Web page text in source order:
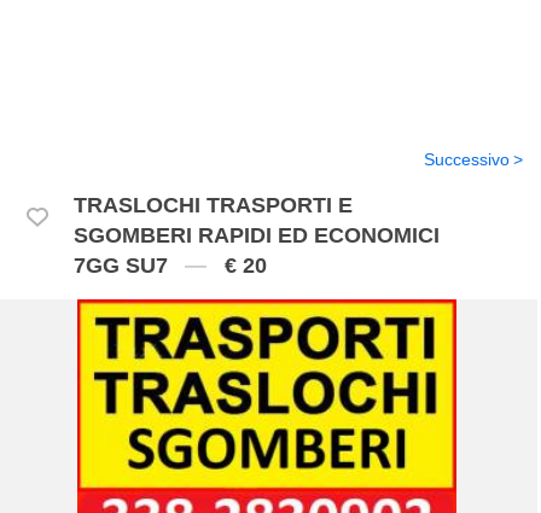
TRASLOCHI TRASPORTI E
SGOMBERI RAPIDI ED ECONOMICI
7GG SU7
€ 20
Successivo